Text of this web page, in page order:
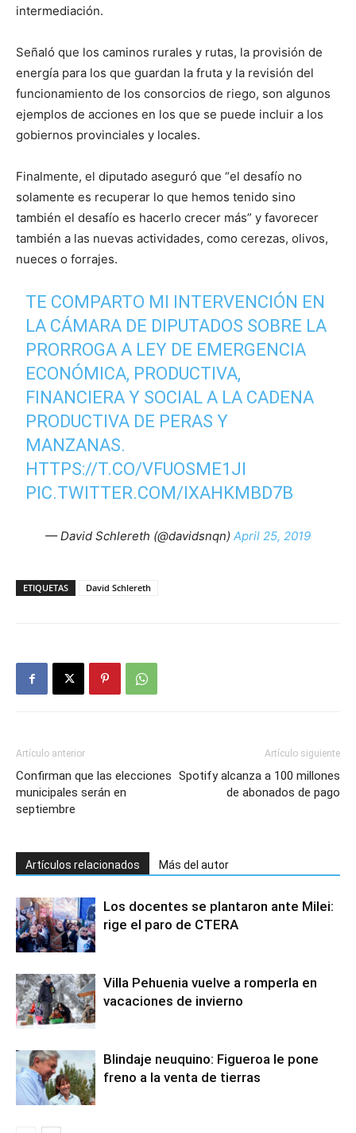
intermediación.
Señaló que los caminos rurales y rutas, la provisión de
energía para los que guardan la fruta y la revisión del
funcionamiento de los consorcios de riego, son algunos
ejemplos de acciones en los que se puede incluir a los
gobiernos provinciales y locales.
Finalmente, el diputado aseguró que “el desafío no
solamente es recuperar lo que hemos tenido sino
también el desafío es hacerlo crecer más” y favorecer
también a las nuevas actividades, como cerezas, olivos,
nueces o forrajes.
TE COMPARTO MI INTERVENCIÓN EN
LA CÁMARA DE DIPUTADOS SOBRE LA
PRORROGA A LEY DE EMERGENCIA
ECONÓMICA, PRODUCTIVA,
FINANCIERA Y SOCIAL A LA CADENA
PRODUCTIVA DE PERAS Y
MANZANAS.
HTTPS://T.CO/VFUOSME1JI
PIC.TWITTER.COM/IXAHKMBD7B
— David Schlereth (@davidsnqn) April 25, 2019
ETIQUETAS David Schlereth
Artículo anterior
Confirman que las elecciones
municipales serán en
septiembre
Artículo siguiente
Spotify alcanza a 100 millones
de abonados de pago
Artículos relacionados Más del autor
Los docentes se plantaron ante Milei:
rige el paro de CTERA
Villa Pehuenia vuelve a romperla en
vacaciones de invierno
Blindaje neuquino: Figueroa le pone
freno a la venta de tierras